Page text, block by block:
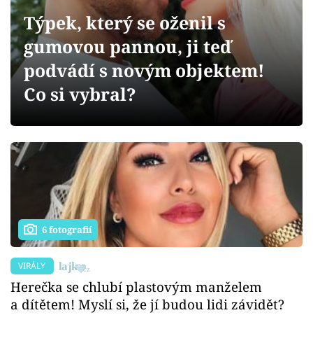
Videa
Sledujte prima+
Sledujte nás
Týpek, který se oženil s
gumovou pannou, ji teď
podvádí s novým objektem!
Co si vybral?
6 fotografií
VIRÁLY
Herečka se chlubí plastovým manželem
a dítětem! Myslí si, že jí budou lidi závidět?